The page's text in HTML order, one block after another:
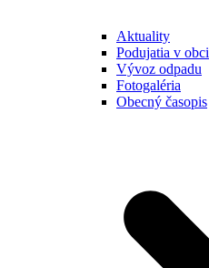
Aktuality
Podujatia v obci
Vývoz odpadu
Fotogaléria
Obecný časopis